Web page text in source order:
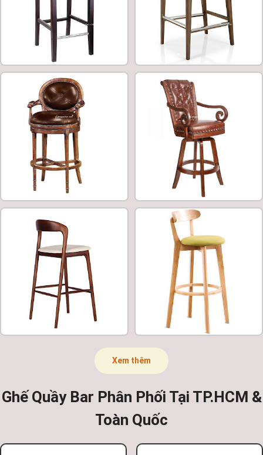
Xem thêm
Ghế Quầy Bar Phân Phối Tại TP.HCM &
Toàn Quốc